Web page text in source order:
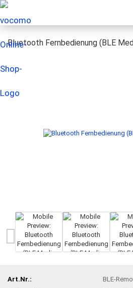
Bluetooth Fernbedienung (BLE
Art.Nr.:
BLE-